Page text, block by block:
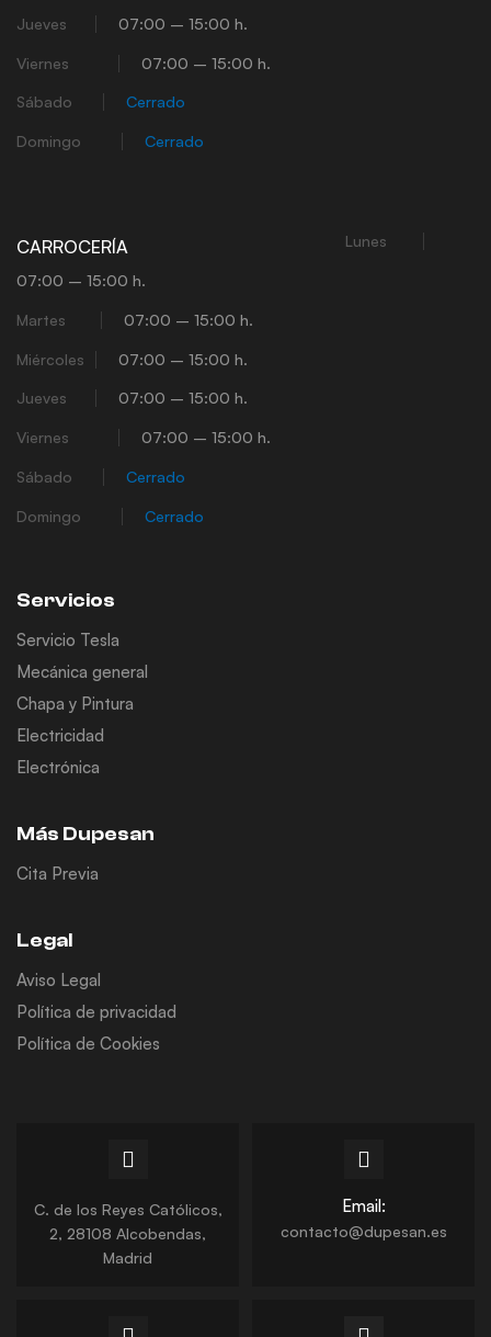
Jueves 07:00 – 15:00 h.
Viernes 07:00 – 15:00 h.
Sábado Cerrado
Domingo Cerrado
CARROCERÍA Lunes
07:00 – 15:00 h.
Martes 07:00 – 15:00 h.
Miércoles 07:00 – 15:00 h.
Jueves 07:00 – 15:00 h.
Viernes 07:00 – 15:00 h.
Sábado Cerrado
Domingo Cerrado
Servicios
Servicio Tesla
Mecánica general
Chapa y Pintura
Electricidad
Electrónica
Más Dupesan
Cita Previa
Legal
Aviso Legal
Política de privacidad
Política de Cookies
C. de los Reyes Católicos,
2, 28108 Alcobendas,
Madrid
Email:
contacto@dupesan.es